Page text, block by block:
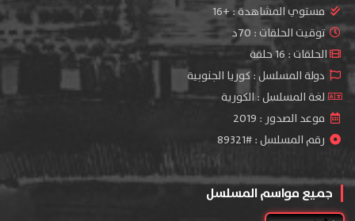
مستوي المشاهدة :+16
توقيت الحلقات : 70د
الحلقات : 16 حلقة
دولة المسلسل : كوريا الجنوبية
لغة المسلسل : الكورية
موعد الصدور : 2019
رقم المسلسل : #89321
جميع مواسم المسلسل